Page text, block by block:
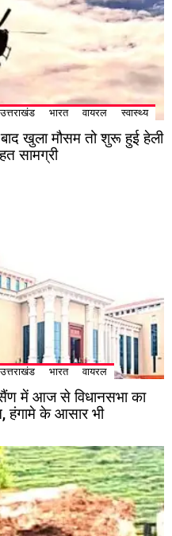
उत्तराखंड भारत वायरल स्वास्थ्य
बाद खुला मौसम तो शुरू हुई हेली
सामग्री
उत्तराखंड भारत वायरल
में आज से विधानसभा का
हंगामे के आसार भी